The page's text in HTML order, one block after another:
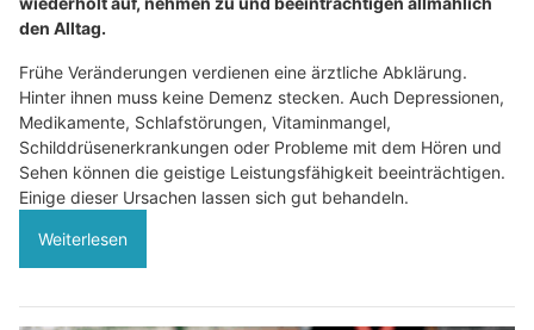
den Alltag.
Frühe Veränderungen verdienen eine ärztliche Abklärung.
Hinter ihnen muss keine Demenz stecken. Auch Depressionen,
Medikamente, Schlafstörungen, Vitaminmangel,
Schilddrüsenerkrankungen oder Probleme mit dem Hören und
Sehen können die geistige Leistungsfähigkeit beeinträchtigen.
Einige dieser Ursachen lassen sich gut behandeln.
Weiterlesen